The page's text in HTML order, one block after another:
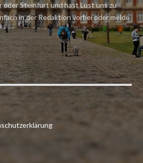
Steinfurt und hast Lust uns zu
in der Redaktion vorbei oder melde